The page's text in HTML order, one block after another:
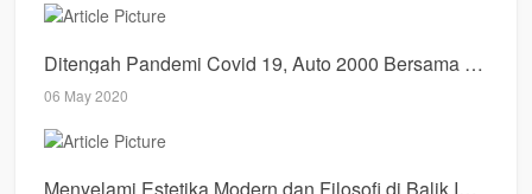
Ditengah Pandemi Covid 19, Auto 2000 Bersama Koramil 0824/15 Bangsalsari Bagikan Sembako
06 May 2020
Menyelami Estetika Modern dan Filosofi di Balik Industri Hiburan Digital yang Dinamis